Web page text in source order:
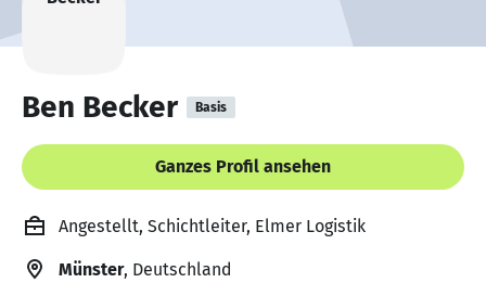
Ben Becker Basis
Ganzes Profil ansehen
Angestellt, Schichtleiter, Elmer Logistik
Münster, Deutschland